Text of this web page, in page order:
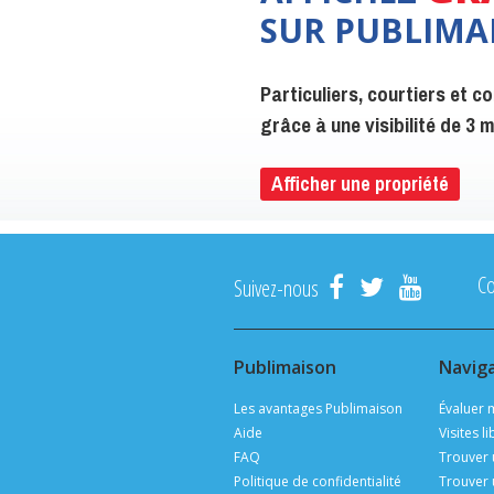
SUR
Particuliers, courtiers et
grâce à une visibilité de 3
Afficher une propriété
Suivez-nous
Publimaison
Les avantages Publimaison
Aide
FAQ
Politique de confidentialité
Évaluer
Visites
Trouver
Trouver